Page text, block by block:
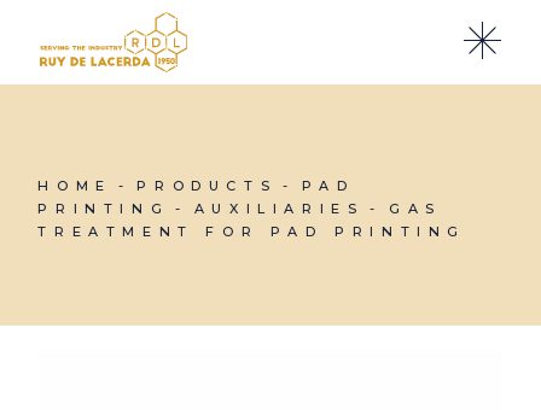
content
HOME PRODUCTS
PAD
PRINTING
AUXILIARIES
GAS
TREATMENT FOR PAD PRINTING